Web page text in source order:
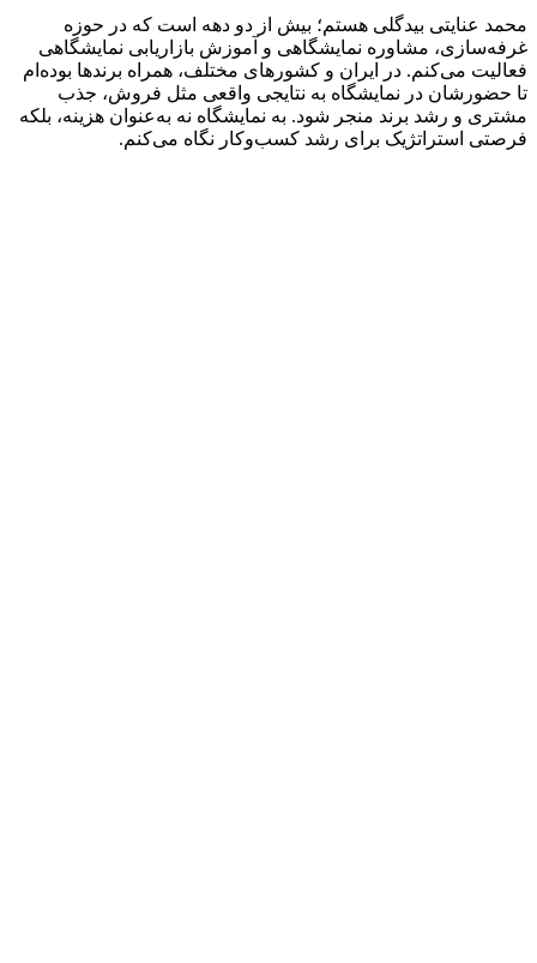
عنایتی بیدگلی هستم؛ بیش از دو دهه است که در حوزه
مشاوره نمایشگاهی و آموزش بازاریابی نمایشگاهی
می‌کنم. در ایران و کشورهای مختلف، همراه برندها بوده‌ام
در نمایشگاه به نتایجی واقعی مثل فروش، جذب
و رشد برند منجر شود. به نمایشگاه نه به‌عنوان هزینه، بلکه
استراتژیک برای رشد کسب‌وکار نگاه می‌کنم.